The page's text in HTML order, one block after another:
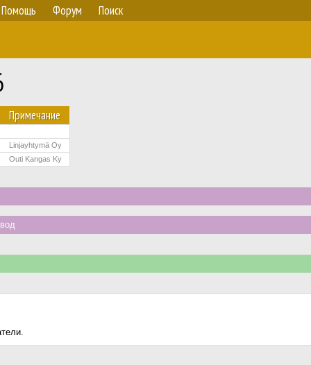
Помощь Форум Поиск
Примечание
Linjayhtymä Oy
Outi Kangas Ky